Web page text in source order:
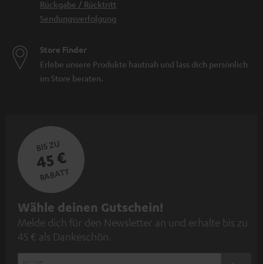
Rückgabe / Rücktritt
Sendungsverfolgung
Store Finder
Erlebe unsere Produkte hautnah und lass dich persönlich
im Store beraten.
BIS ZU
45 €
RABATT
N
e
w
Wähle deinen Gutschein!
Melde dich für den Newsletter an und erhalte bis zu
45 € als Dankeschön.